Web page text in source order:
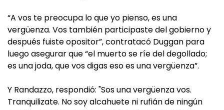
“A vos te preocupa lo que yo pienso, es una
vergüenza. Vos también participaste del gobierno y
después fuiste opositor”, contratacó Duggan para
luego asegurar que “el muerto se ríe del degollado;
es una joda, que vos digas eso es una vergüenza”.
Y Randazzo, respondió: "Sos una vergüenza vos.
Tranquilizate. No soy alcahuete ni rufián de ningún